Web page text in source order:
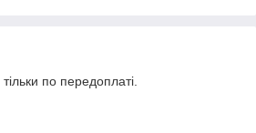
по передоплаті.